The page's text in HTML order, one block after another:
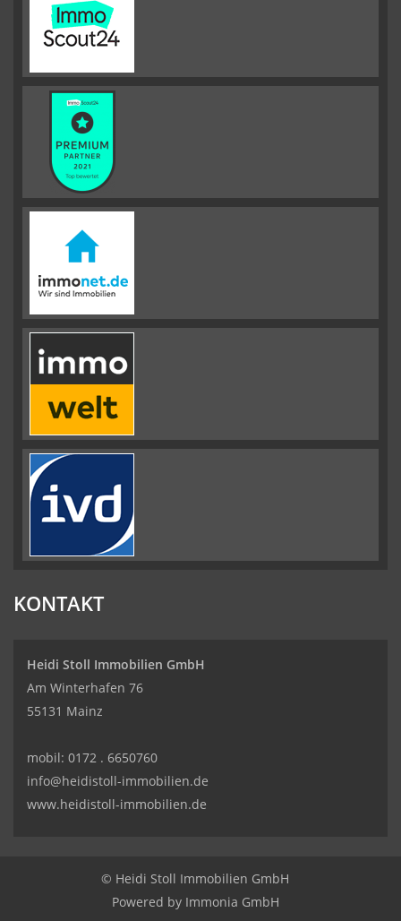
KONTAKT
Heidi Stoll Immobilien GmbH
Am Winterhafen 76
55131 Mainz
mobil: 0172 . 6650760
info@heidistoll-immobilien.de
www.heidistoll-immobilien.de
© Heidi Stoll Immobilien GmbH
Powered by Immonia GmbH